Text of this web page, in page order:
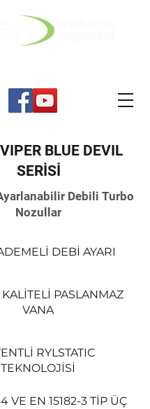
BLUE DEVIL
SERİSİ
Debili Turbo
Nozullar
DEBİ AYARI
PASLANMAZ
VANA
RYLSTATIC
TEKNOLOJİSİ
VE EN 15182-3 TİP ÜÇ